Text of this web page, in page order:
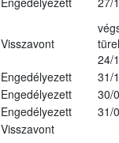
Visszavont
24/
Engedélyezett
31/
Engedélyezett
30/
Engedélyezett
31/
Visszavont